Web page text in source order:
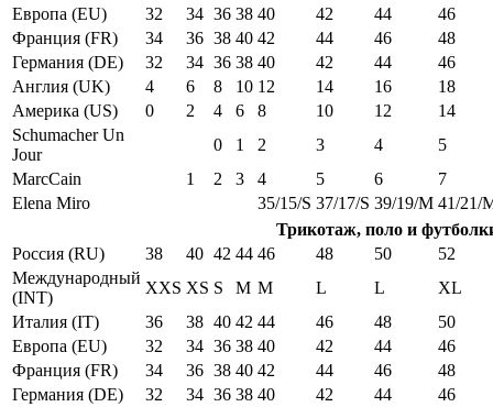
Европа (EU)
32 34 36 38 40 42 44
46
Франция (FR)
34 36 38 40 42 44 46
48
Германия (DE)
32 34 36 38 40 42 44
46
Англия (UK)
4 6 8 10 12 14 16
18
Америка (US)
0 2 4 6 8 10 12
14
Schumacher Un
Jour
0 1 2 3 4
5
MarcCain
1 2 3 4 5 6
7
Elena Miro
35/15/S 37/17/S 39/19/M 41/21/
Трикотаж, поло и
Россия (RU)
38 40 42 44 46 48 50
52
Международный
(INT)
XXS XS S M M L L
XL
Италия (IT)
36 38 40 42 44 46 48
50
Европа (EU)
32 34 36 38 40 42 44
46
Франция (FR)
34 36 38 40 42 44 46
48
Германия (DE)
32 34 36 38 40 42 44
46